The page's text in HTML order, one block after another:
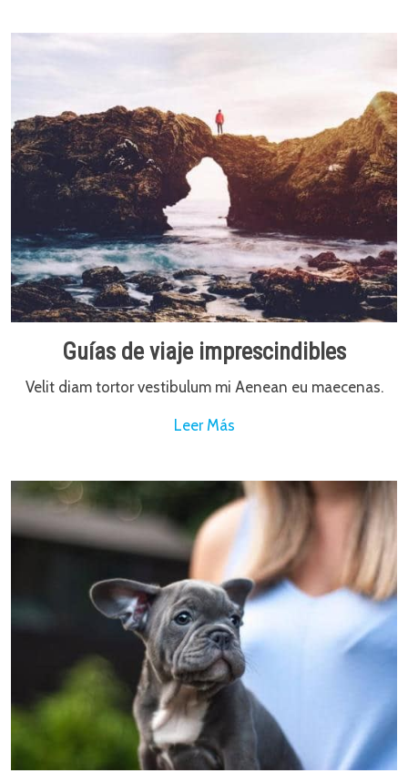
Guías de viaje imprescindibles
Velit diam tortor vestibulum mi Aenean eu maecenas.
Leer Más